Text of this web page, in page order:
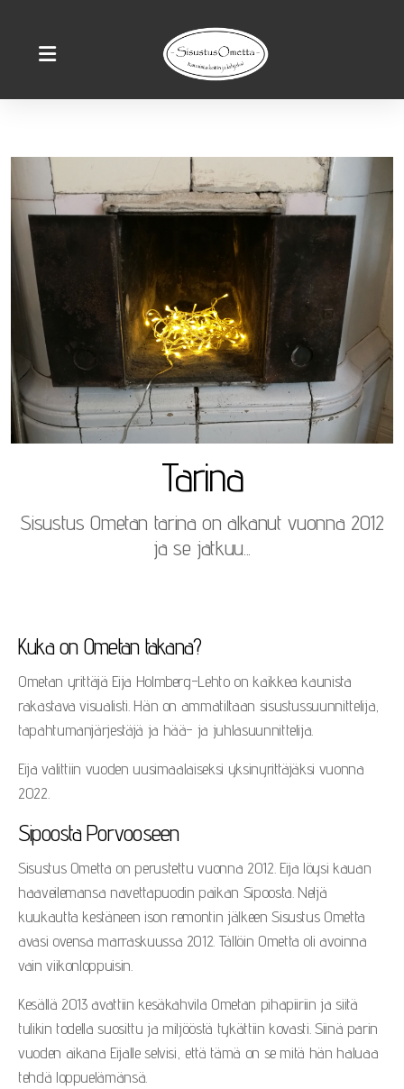
Tarina
Sisustus Ometan tarina on alkanut vuonna 2012
ja se jatkuu...
Kuka on Ometan takana?
Ometan yrittäjä Eija Holmberg-Lehto on kaikkea kaunista
rakastava visualisti. Hän on ammatiltaan sisustussuunnittelija,
tapahtumanjärjestäjä ja hää- ja juhlasuunnittelija.
Eija valittiin vuoden uusimaalaiseksi yksinyrittäjäksi vuonna
2022.
Sipoosta Porvooseen
Sisustus Ometta on perustettu vuonna 2012. Eija löysi kauan
haaveilemansa navettapuodin paikan Sipoosta. Neljä
kuukautta kestäneen ison remontin jälkeen Sisustus Ometta
avasi ovensa marraskuussa 2012. Tällöin Ometta oli avoinna
vain viikonloppuisin.
Kesällä 2013 avattiin kesäkahvila Ometan pihapiiriin ja siitä
tulikin todella suosittu ja miljööstä tykättiin kovasti. Siinä parin
vuoden aikana Eijalle selvisi, että tämä on se mitä hän haluaa
tehdä loppuelämänsä.